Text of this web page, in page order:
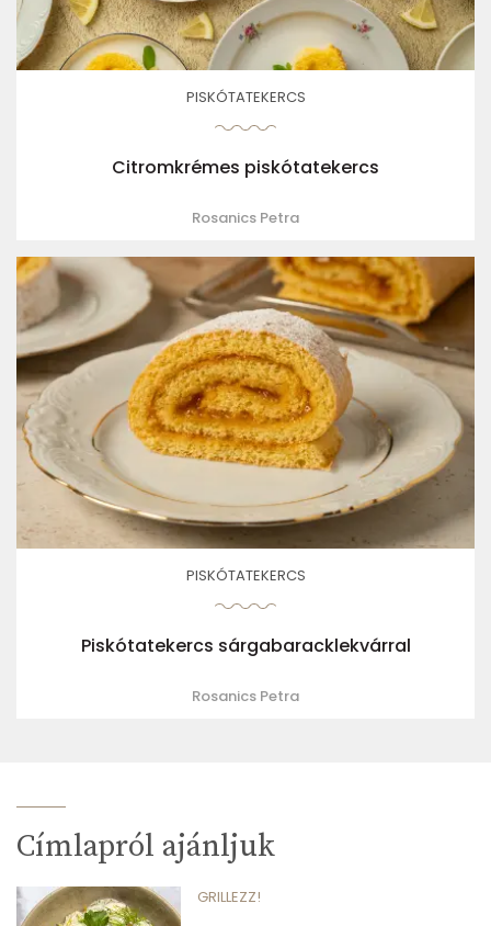
PISKÓTATEKERCS
Citromkrémes piskótatekercs
Rosanics Petra
PISKÓTATEKERCS
Piskótatekercs sárgabaracklekvárral
Rosanics Petra
Címlapról ajánljuk
GRILLEZZ!